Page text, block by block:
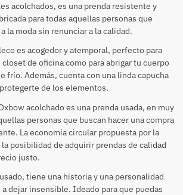
acolchados, es una prenda resistente y
para todas aquellas personas que
la moda sin renunciar a la calidad.
es acogedor y atemporal, perfecto para
de oficina como para abrigar tu cuerpo
frío. Además, cuenta con una linda capucha
de los elementos.
acolchado es una prenda usada, en muy
personas que buscan hacer una compra
La economía circular propuesta por la
la posibilidad de adquirir prendas de calidad
justo.
tiene una historia y una personalidad
dejar insensible. Ideado para que puedas